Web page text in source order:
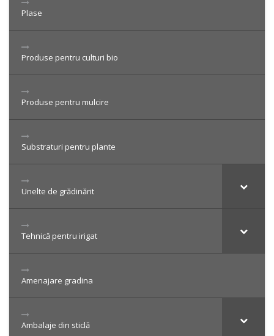
Plase
Produse pentru culturi bio
Produse pentru mulcire
Substraturi pentru plante
Unelte de grădinărit
Tehnică pentru irigat
Amenajare gradina
Ambalaje din sticlă